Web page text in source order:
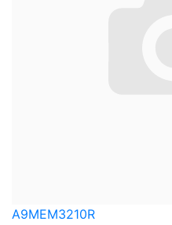
A9MEM3210R